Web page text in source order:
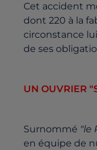
Cet accident
dont 220 à la
circonstance
de ses
UN OUVRIER
Surnommé "le
en équipe de